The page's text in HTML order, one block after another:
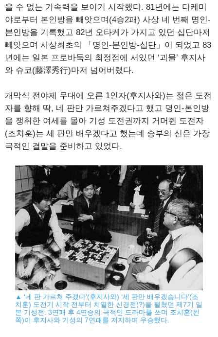
을 수 없는 가속력을 보이기 시작했다. 81년에는 다케미
야로부터 본인방을 빼앗으며(4승2패) 사상 네 번째 명인-
본인방을 기록했고 82년 오타케가 가지고 있던 십단마저
빼앗으며 사상최초의 「명인-본인방-십단」이 되었고 83
년에는 일본 프로바둑의 최정점에 서있던 ‘괴물’ 후지사
와 슈코(藤澤秀行)마저 넘어버렸다.
개막식 전야제 무대에 오른 1인자(후지사와)는 젊은 도전
자를 향해 딱, 네 판만 가르쳐주겠다고 했고 명인-본인방
을 쟁취한 여세를 몰아 기성 도전권까지 거머쥔 도전자
(조치훈)는 세 판만 배우겠다고 했는데 승부의 신은 가장
극적인 결말을 준비하고 있었다.
▲ ‘네 판 가르쳐 주겠다’(후지사와) ‘세 판만 배우겠습니다’(조
치훈) 도전기 시작 전부터 치열한 신경전(?)을 펼쳤던 제7기 일
본 기성전. 3연패 후 4연승의 극적인 드라마를 쓰며 조치훈(왼
쪽)이 후지사와 기성의 7연패를 저지하며 우승했다.